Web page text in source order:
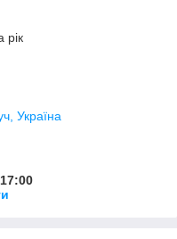
рік
Україна